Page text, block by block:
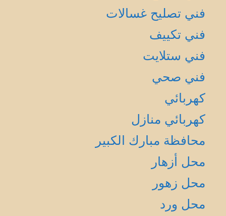
فني تصليح غسالات
فني تكييف
فني ستلايت
فني صحي
كهربائي
كهربائي منازل
محافظة مبارك الكبير
محل أزهار
محل زهور
محل ورد